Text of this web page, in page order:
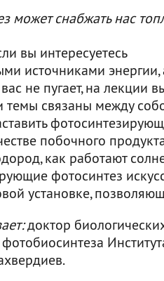
может снабжать нас
вы интересуетесь
источниками энергии,
не пугает, на лекции
темы связаны между
побочного
как работают
фотосинтез
установке,
доктор